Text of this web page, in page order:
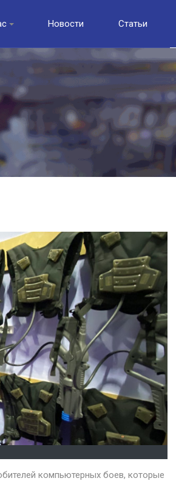
Новости Статьи
компьютерных боев, которые